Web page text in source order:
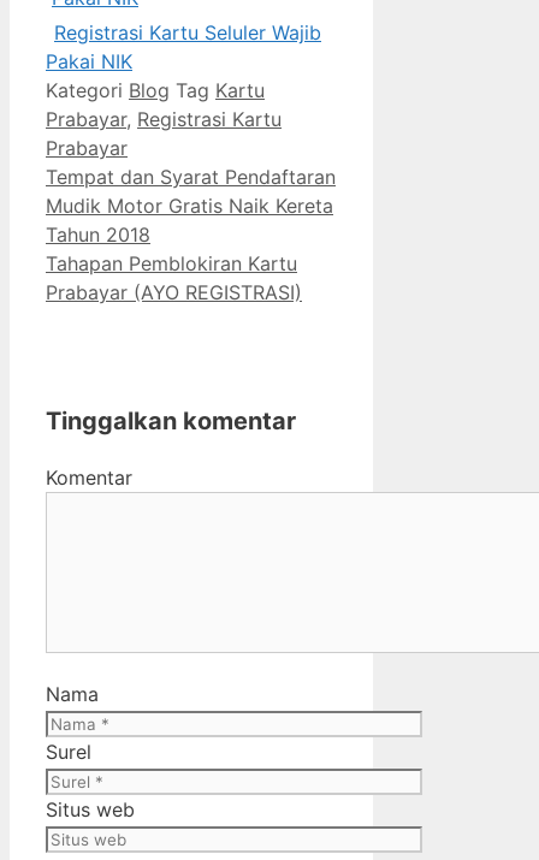
Registrasi Kartu Seluler Wajib
Pakai NIK
Kategori Blog Tag Kartu
Prabayar, Registrasi Kartu
Prabayar
Tempat dan Syarat Pendaftaran
Mudik Motor Gratis Naik Kereta
Tahun 2018
Tahapan Pemblokiran Kartu
Prabayar (AYO REGISTRASI)
Tinggalkan komentar
Komentar
Nama
Surel
Situs web